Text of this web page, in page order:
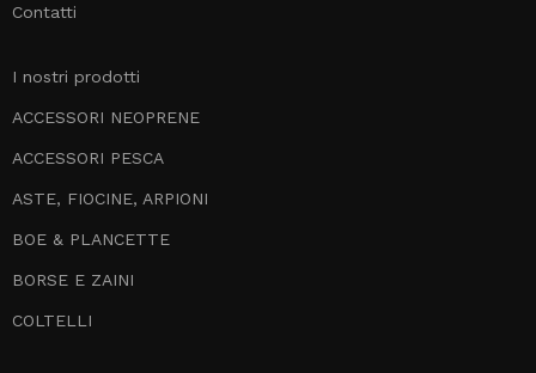
Contatti
I nostri prodotti
ACCESSORI NEOPRENE
ACCESSORI PESCA
ASTE, FIOCINE, ARPIONI
BOE & PLANCETTE
BORSE E ZAINI
COLTELLI